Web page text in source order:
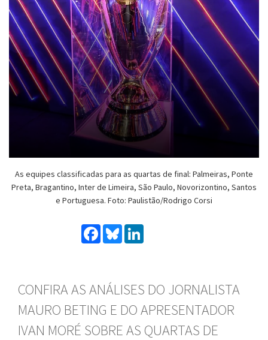
As equipes classificadas para as quartas de final: Palmeiras, Ponte
Preta, Bragantino, Inter de Limeira, São Paulo, Novorizontino, Santos
e Portuguesa. Foto: Paulistão/Rodrigo Corsi
Facebook
Bluesky
CONFIRA AS ANÁLISES DO JORNALISTA
MAURO BETING E DO APRESENTADOR
IVAN MORÉ SOBRE AS QUARTAS DE